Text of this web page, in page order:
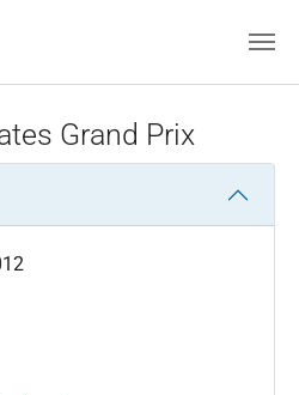
Grand Prix